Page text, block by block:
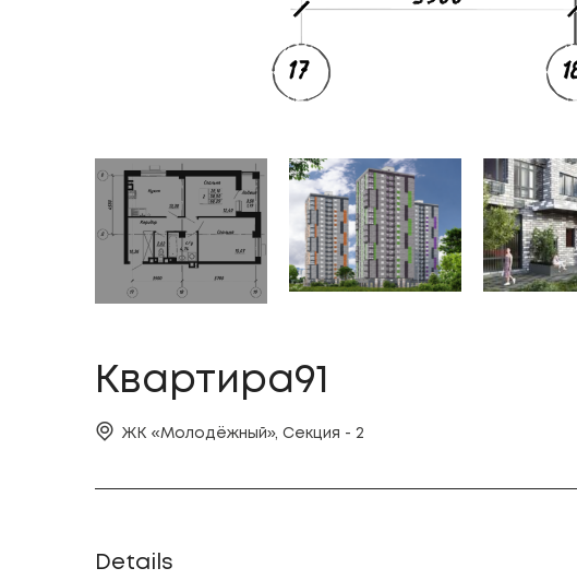
Квартира91
ЖК «Молодёжный», Секция - 2
Details